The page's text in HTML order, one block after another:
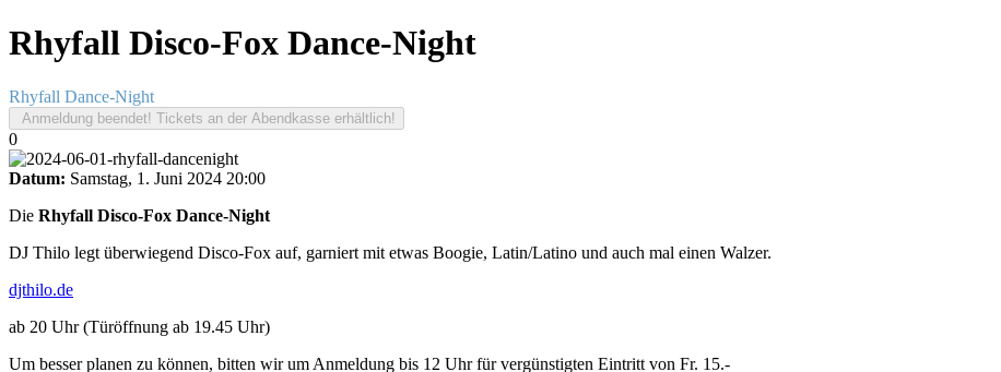
Rhyfall Disco-Fox Dance-Night
Rhyfall Dance-Night
Anmeldung beendet! Tickets an der Abendkasse erhältlich!
0
Datum: Samstag, 1. Juni 2024 20:00
Die Rhyfall Disco-Fox Dance-Night
DJ Thilo legt überwiegend Disco-Fox auf, garniert mit etwas Boogie, Latin/Latino und auch mal einen Walzer.
djthilo.de
ab 20 Uhr (Türöffnung ab 19.45 Uhr)
Um besser planen zu können, bitten wir um Anmeldung bis 12 Uhr für vergünstigten Eintritt von Fr. 15.-